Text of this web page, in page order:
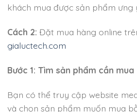
khách mua được sản phẩm ưng
Cách 2: Đặt mua hàng online
gialuctech.com
Bước 1: Tìm sản phẩm cần mua
Bạn có thể truy cập website
và chọn sản phẩm muốn mua